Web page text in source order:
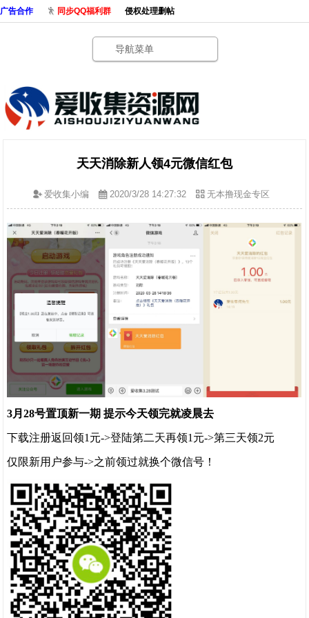
广告合作 同步QQ福利群 侵权处理删帖
导航菜单
天天消除新人领4元微信红包
爱收集小编 2020/3/28 14:27:32 无本撸现金专区
3月28号置顶新一期 提示今天领完就凌晨去
下载注册返回领1元->登陆第二天再领1元->第三天领2元
仅限新用户参与->之前领过就换个微信号！